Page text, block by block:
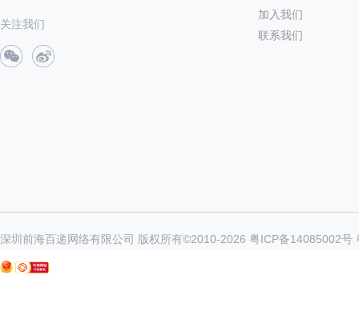
关注我们
加入我们
联系我们
深圳前海百递网络有限公司 版权所有©2010-2026 粤ICP备14085002号